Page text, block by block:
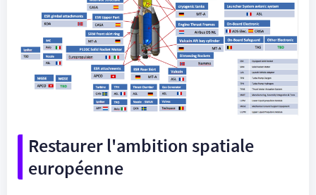
Restaurer l'ambition spatiale
européenne